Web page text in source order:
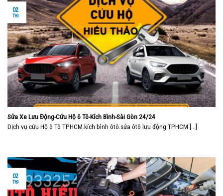
Sửa Xe Lưu Động-Cứu Hộ ô Tô-Kích Bình-Sài Gòn 24/24
Dịch vụ cứu Hộ ô Tô TPHCM.kích bình ôtô.sửa ôtô lưu động TPHCM [...]
02
Th9
02
Th9